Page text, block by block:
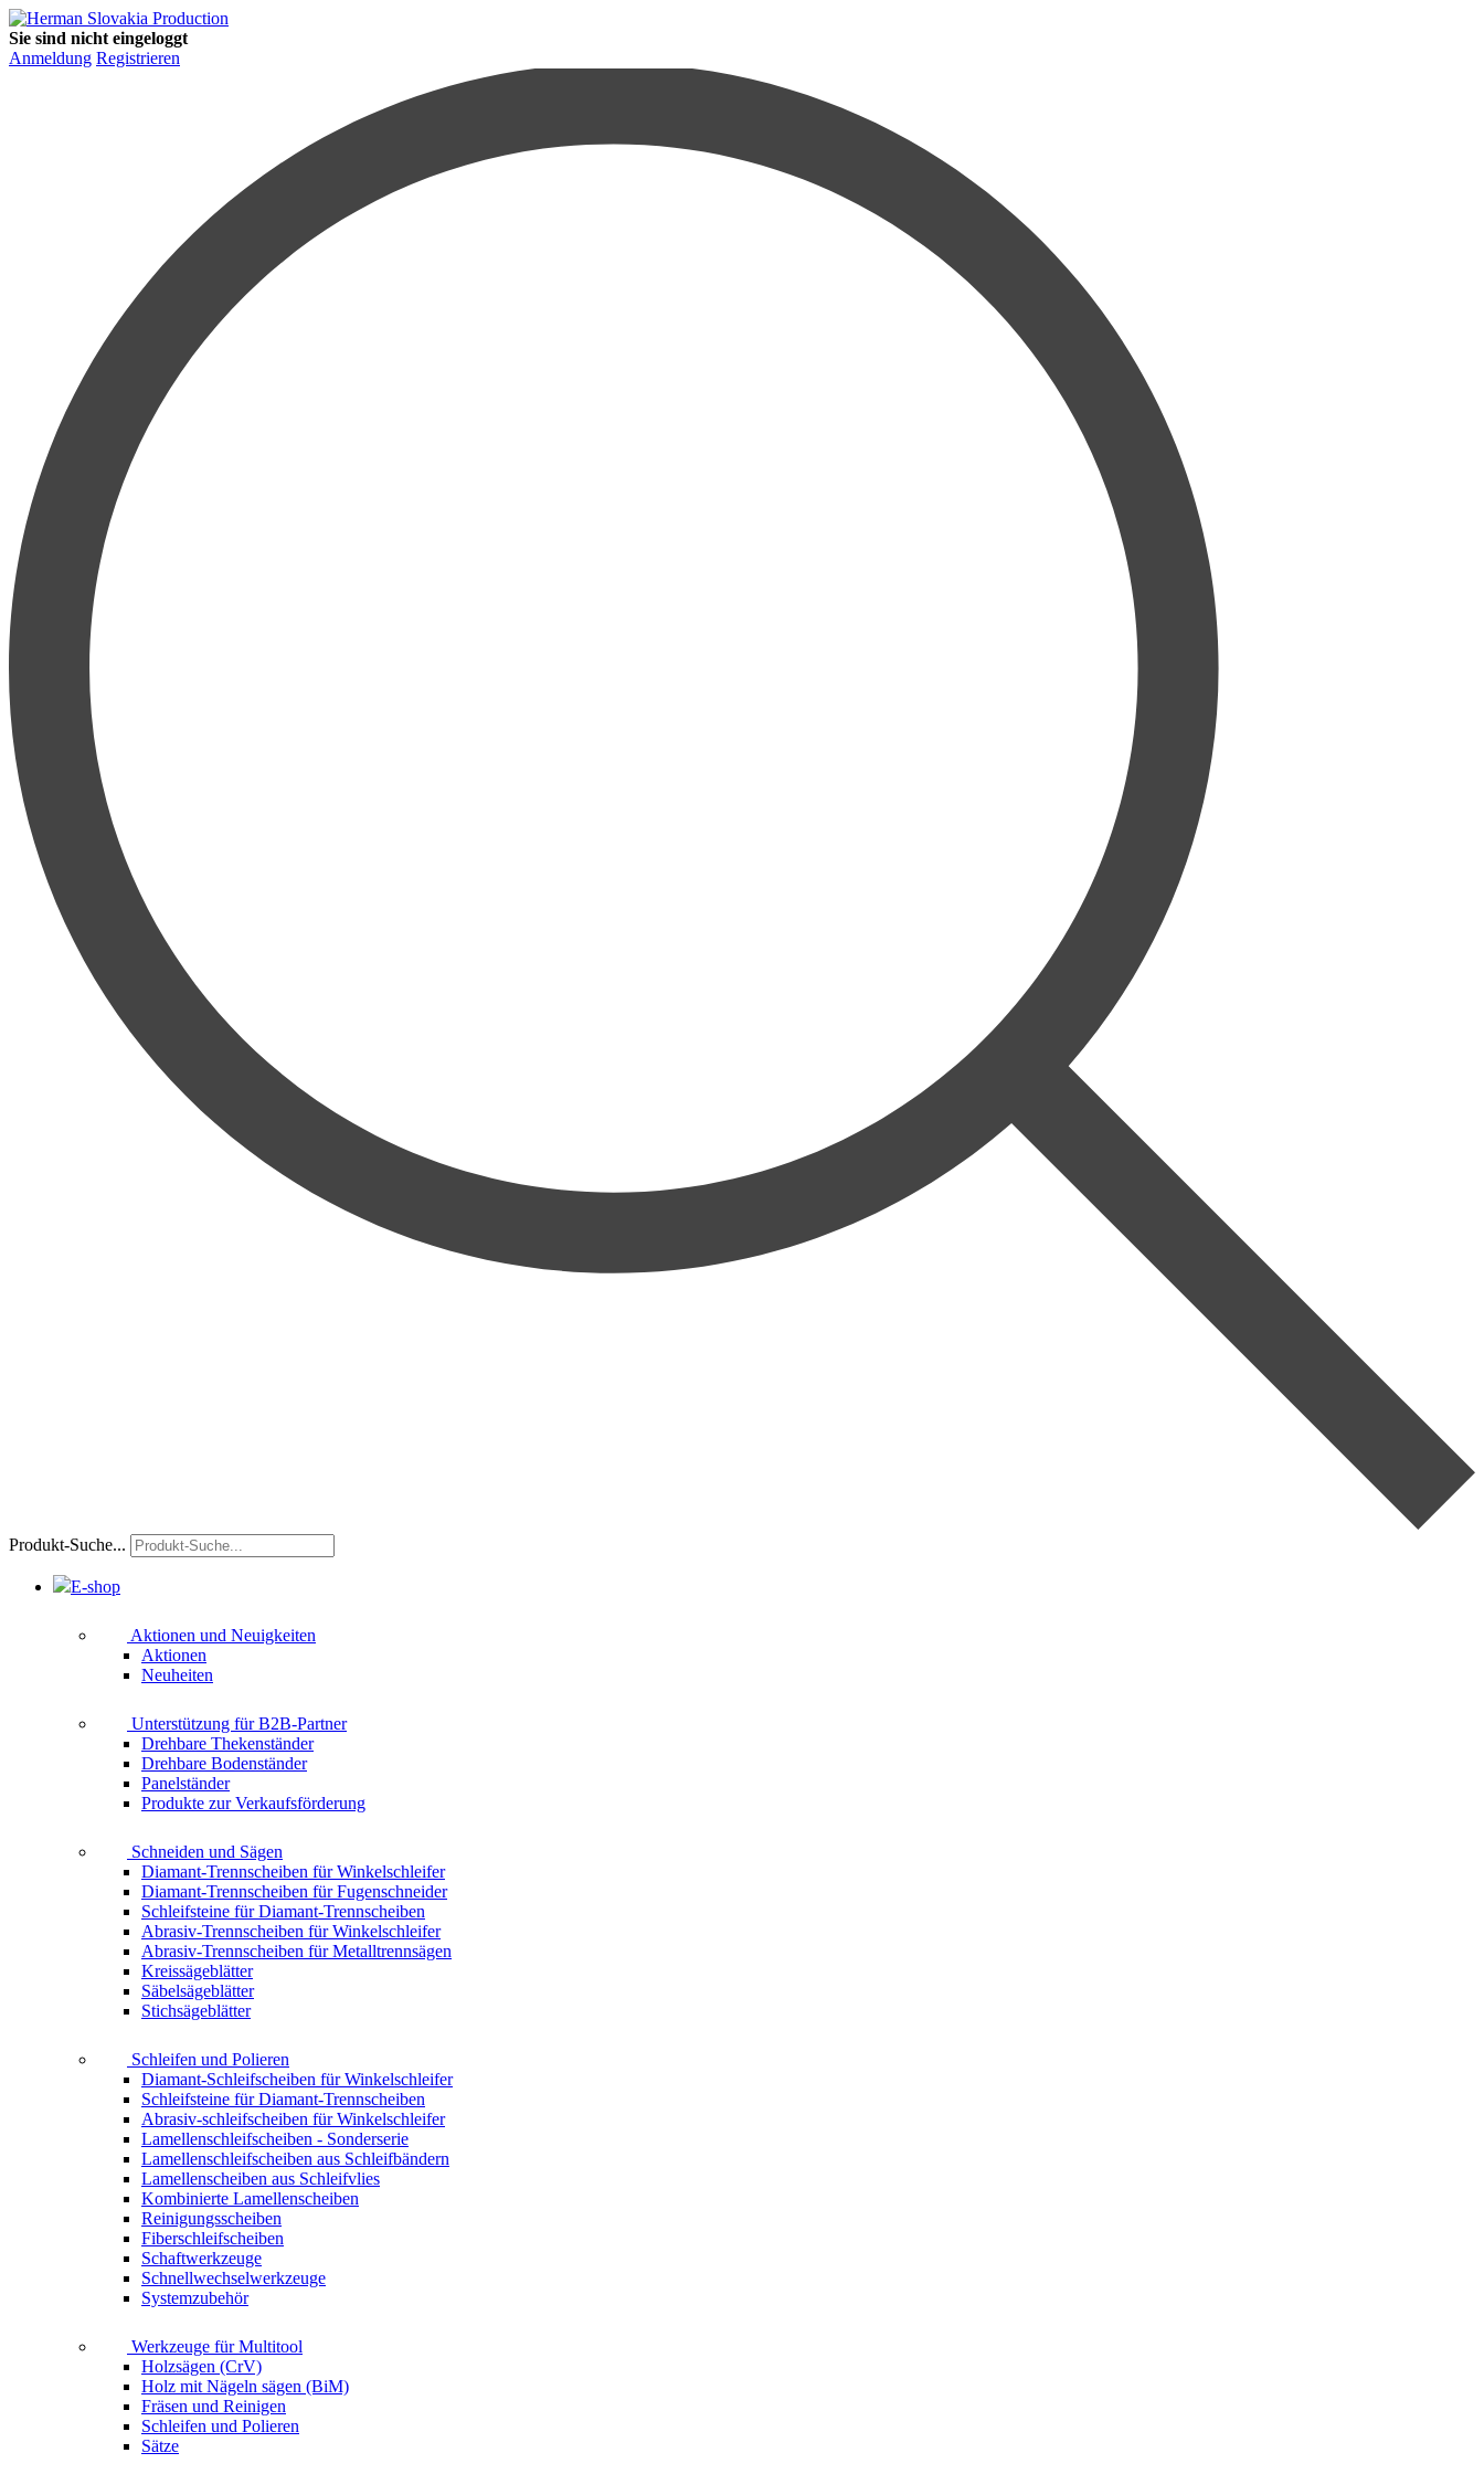
Sie sind nicht eingeloggt
Anmeldung Registrieren
Produkt-Suche...
E-shop
Aktionen und Neuigkeiten
Aktionen
Neuheiten
Unterstützung für B2B-Partner
Drehbare Thekenständer
Drehbare Bodenständer
Panelständer
Produkte zur Verkaufsförderung
Schneiden und Sägen
Diamant-Trennscheiben für Winkelschleifer
Diamant-Trennscheiben für Fugenschneider
Schleifsteine für Diamant-Trennscheiben
Abrasiv-Trennscheiben für Winkelschleifer
Abrasiv-Trennscheiben für Metalltrennsägen
Kreissägeblätter
Säbelsägeblätter
Stichsägeblätter
Schleifen und Polieren
Diamant-Schleifscheiben für Winkelschleifer
Schleifsteine für Diamant-Trennscheiben
Abrasiv-schleifscheiben für Winkelschleifer
Lamellenschleifscheiben - Sonderserie
Lamellenschleifscheiben aus Schleifbändern
Lamellenscheiben aus Schleifvlies
Kombinierte Lamellenscheiben
Reinigungsscheiben
Fiberschleifscheiben
Schaftwerkzeuge
Schnellwechselwerkzeuge
Systemzubehör
Werkzeuge für Multitool
Holzsägen (CrV)
Holz mit Nägeln sägen (BiM)
Fräsen und Reinigen
Schleifen und Polieren
Sätze